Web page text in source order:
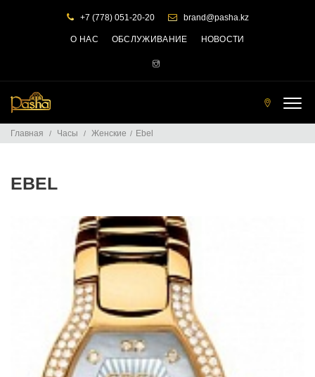
+7 (778) 051-20-20 brand@pasha.kz
О НАС ОБСЛУЖИВАНИЕ НОВОСТИ
Главная Часы Женские Ebel
EBEL